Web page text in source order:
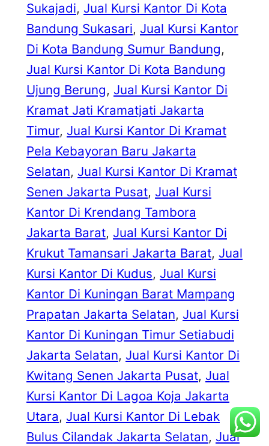
Sukajadi, Jual Kursi Kantor Di Kota
Bandung Sukasari, Jual Kursi Kantor
Di Kota Bandung Sumur Bandung
Jual Kursi Kantor Di Kota Bandung
Ujung Berung, Jual Kursi Kantor Di
Kramat Jati Kramatjati Jakarta
Timur, Jual Kursi Kantor Di Kramat
Pela Kebayoran Baru Jakarta
Selatan, Jual Kursi Kantor Di Kramat
Senen Jakarta Pusat, Jual Kursi
Kantor Di Krendang Tambora
Jakarta Barat, Jual Kursi Kantor Di
Krukut Tamansari Jakarta Barat, Jual
Kursi Kantor Di Kudus, Jual Kursi
Kantor Di Kuningan Barat Mampang
Prapatan Jakarta Selatan, Jual Kursi
Kantor Di Kuningan Timur Setiabudi
Jakarta Selatan, Jual Kursi Kantor Di
Kwitang Senen Jakarta Pusat, Jual
Kursi Kantor Di Lagoa Koja Jakarta
Utara, Jual Kursi Kantor Di Lebak
Bulus Cilandak Jakarta Selatan, Jual